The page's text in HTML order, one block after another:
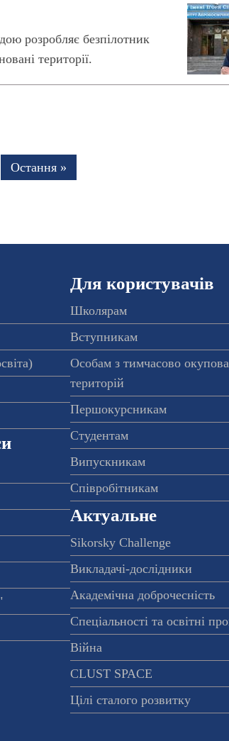
розробляє безпілотник
території.
Остання
Остання »
Для користувачів
Школярам
Вступникам
Особам з тимчасово
територій
Першокурсникам
Студентам
Випускникам
Співробітникам
Актуальне
Sikorsky Challenge
Викладачі-дослідники
Академічна доброчесність
Спеціальності та освітні
Війна
CLUST SPACE
Цілі сталого розвитку